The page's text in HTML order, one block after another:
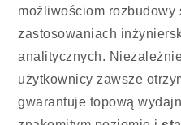
możliwościom
zastosowaniach
analitycznych.
użytkownicy zawsze
gwarantuje topową